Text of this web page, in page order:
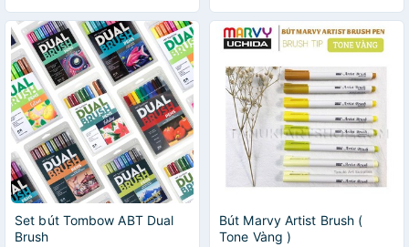
Set bút Tombow ABT Dual
Brush
Bút Marvy Artist Brush (
Tone Vàng )